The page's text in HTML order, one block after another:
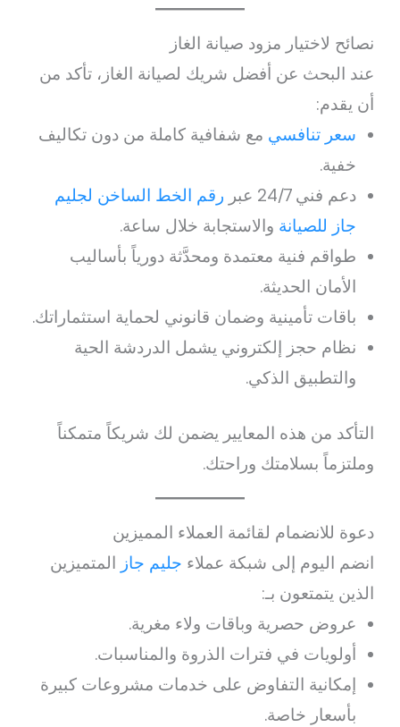
نصائح لاختيار مزود صيانة الغاز
عند البحث عن أفضل شريك لصيانة الغاز، تأكد من
أن يقدم:
سعر تنافسي مع شفافية كاملة من دون تكاليف
خفية.
دعم فني 24/7 عبر
رقم الخط الساخن لجليم
جاز للصيانة والاستجابة خلال ساعة.
طواقم فنية معتمدة ومحدَّثة دورياً بأساليب
الأمان الحديثة.
باقات تأمينية وضمان قانوني لحماية استثماراتك.
نظام حجز إلكتروني يشمل الدردشة الحية
والتطبيق الذكي.
التأكد من هذه المعايير يضمن لك شريكاً متمكناً
وملتزماً بسلامتك وراحتك.
دعوة للانضمام لقائمة العملاء المميزين
انضم اليوم إلى شبكة عملاء جليم جاز المتميزين
الذين يتمتعون بـ:
عروض حصرية وباقات ولاء مغرية.
أولويات في فترات الذروة والمناسبات.
إمكانية التفاوض على خدمات مشروعات كبيرة
بأسعار خاصة.